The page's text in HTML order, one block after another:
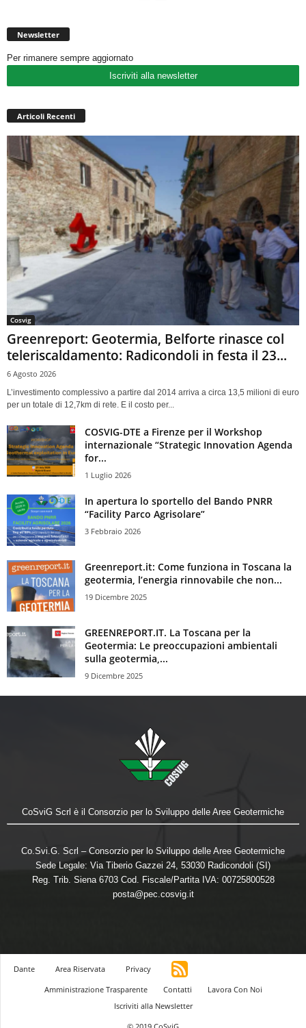
Newsletter
Per rimanere sempre aggiornato
Iscriviti alla newsletter
Articoli Recenti
Cosvig
Greenreport: Geotermia, Belforte rinasce col
teleriscaldamento: Radicondoli in festa il 23...
6 Agosto 2026
L’investimento complessivo a partire dal 2014 arriva a circa 13,5 milioni di euro
per un totale di 12,7km di rete. E il costo per...
COSVIG-DTE a Firenze per il Workshop
internazionale “Strategic Innovation Agenda
for...
1 Luglio 2026
In apertura lo sportello del Bando PNRR
“Facility Parco Agrisolare”
3 Febbraio 2026
Greenreport.it: Come funziona in Toscana la
geotermia, l’energia rinnovabile che non...
19 Dicembre 2025
GREENREPORT.IT. La Toscana per la
Geotermia: Le preoccupazioni ambientali
sulla geotermia,...
9 Dicembre 2025
CoSviG Scrl è il Consorzio per lo Sviluppo delle Aree Geotermiche
Co.Svi.G. Scrl – Consorzio per lo Sviluppo delle Aree Geotermiche
Sede Legale: Via Tiberio Gazzei 24, 53030 Radicondoli (SI)
Reg. Trib. Siena 6703 Cod. Fiscale/Partita IVA: 00725800528
posta@pec.cosvig.it
Dante Area Riservata
Privacy
Amministrazione Trasparente
Contatti
Lavora Con Noi
Iscriviti alla Newsletter